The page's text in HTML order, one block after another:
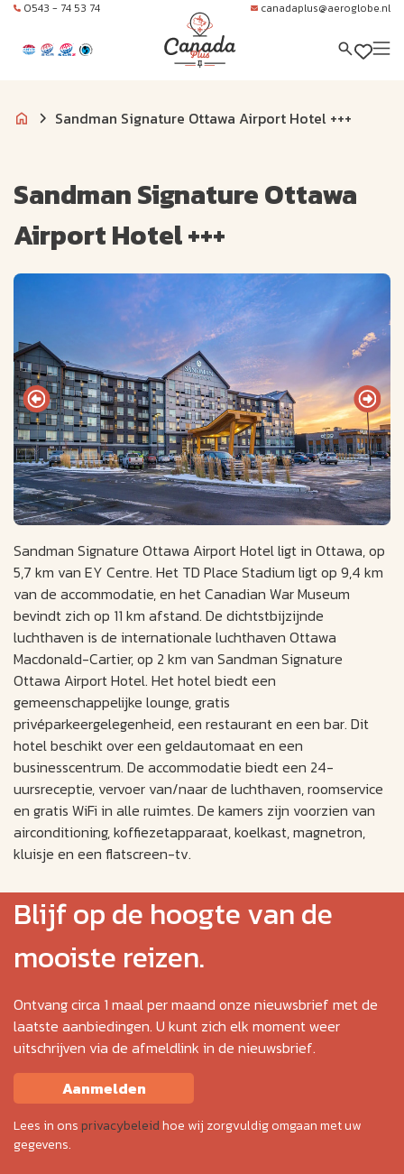
0543 - 74 53 74 canadaplus@aeroglobe.nl
Sandman Signature Ottawa Airport Hotel +++
Sandman Signature Ottawa
Airport Hotel +++
Sandman Signature Ottawa Airport Hotel ligt in Ottawa, op
5,7 km van EY Centre. Het TD Place Stadium ligt op 9,4 km
van de accommodatie, en het Canadian War Museum
bevindt zich op 11 km afstand. De dichtstbijzijnde
luchthaven is de internationale luchthaven Ottawa
Macdonald-Cartier, op 2 km van Sandman Signature
Ottawa Airport Hotel. Het hotel biedt een
gemeenschappelijke lounge, gratis
privéparkeergelegenheid, een restaurant en een bar. Dit
hotel beschikt over een geldautomaat en een
businesscentrum. De accommodatie biedt een 24-
uursreceptie, vervoer van/naar de luchthaven, roomservice
en gratis WiFi in alle ruimtes. De kamers zijn voorzien van
airconditioning, koffiezetapparaat, koelkast, magnetron,
kluisje en een flatscreen-tv.
Blijf op de hoogte van de
mooiste reizen.
Ontvang circa 1 maal per maand onze nieuwsbrief met de
laatste aanbiedingen. U kunt zich elk moment weer
uitschrijven via de afmeldlink in de nieuwsbrief.
Aanmelden
Lees in onsprivacybeleidhoe wij zorgvuldig omgaan met uw
gegevens.